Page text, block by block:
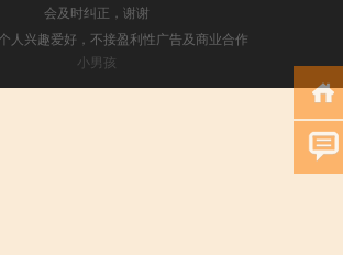
会及时纠正，谢谢
人兴趣爱好，不接盈利性广告及商业合作
小男孩